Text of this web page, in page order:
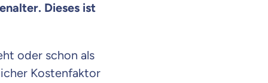
Dieses ist
oder schon als
Kostenfaktor